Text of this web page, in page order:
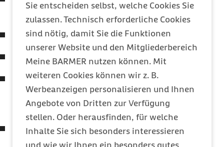
Sie entscheiden selbst, welche Cookies Sie
zulassen. Technisch erforderliche Cookies
sind nötig, damit Sie die Funktionen
unserer Website und den Mitgliederbereich
Meine BARMER nutzen können. Mit
weiteren Cookies können wir z. B.
Werbeanzeigen personalisieren und Ihnen
Angebote von Dritten zur Verfügung
stellen. Oder herausfinden, für welche
Inhalte Sie sich besonders interessieren
und wie wir Ihnen ein besonders gutes
Ökotrophologie/Oecotrophologie
Diätassistentin oder Diätassistent
Diplom-Ernährungswissenschaftler/in
Diplom-Ingenieur/in Ernährungs- und
Hygienetechnik, Studienwahlrichtung
Ernährungstechnik
Diplom-Ingenieur/in Ernährungs- und
Versorgungsmanagement